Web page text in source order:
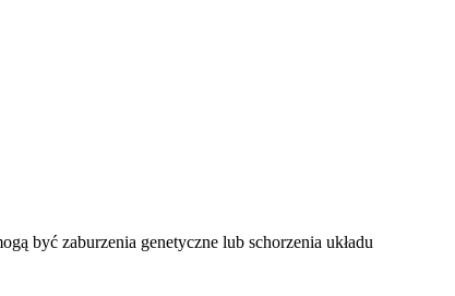
być zaburzenia genetyczne lub schorzenia układu